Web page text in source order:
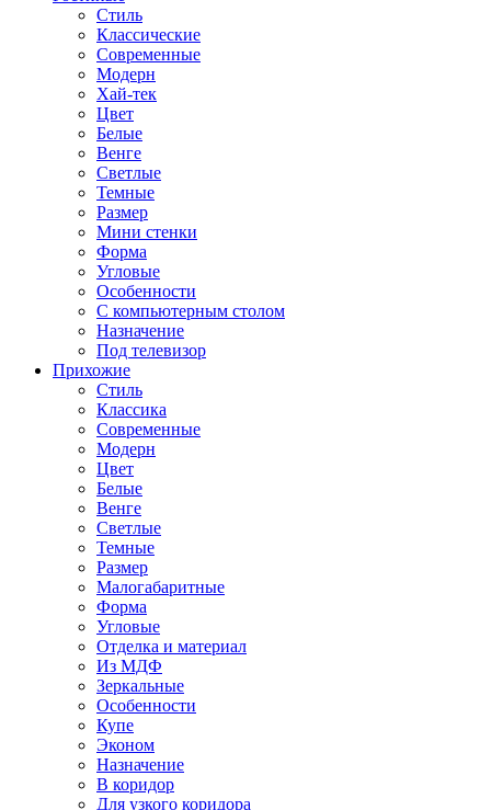
Стиль
Классические
Современные
Модерн
Хай-тек
Цвет
Белые
Венге
Светлые
Темные
Размер
Мини стенки
Форма
Угловые
Особенности
С компьютерным столом
Назначение
Под телевизор
Прихожие
Стиль
Классика
Современные
Модерн
Цвет
Белые
Венге
Светлые
Темные
Размер
Малогабаритные
Форма
Угловые
Отделка и материал
Из МДФ
Зеркальные
Особенности
Купе
Эконом
Назначение
В коридор
Для узкого коридора